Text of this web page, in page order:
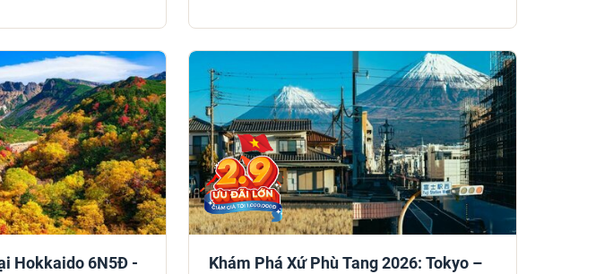
Hokkaido 6N5Đ -
Khám Phá Xứ Phù Tang 2026: Tokyo –